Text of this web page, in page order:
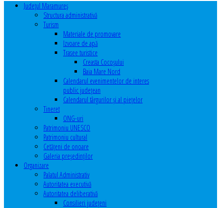
Judeţul Maramureş
Structura administrativă
Turism
Materiale de promovare
Izvoare de apă
Trasee turistice
Creasta Cocoșului
Baia Mare Nord
Calendarul evenimentelor de interes
public judeţean
Calendarul târgurilor şi al pieţelor
Tineret
ONG-uri
Patrimoniu UNESCO
Patrimoniu cultural
Cetăţeni de onoare
Galeria președinților
Organizare
Palatul Administrativ
Autoritatea executivă
Autoritatea deliberativă
Consilieri judeţeni